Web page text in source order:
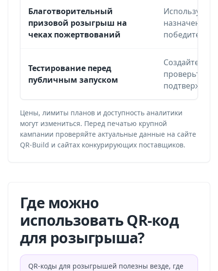
Благотворительный
призовой розыгрыш на
чеках пожертвований
Используйте
назначение
победителя.
Тестирование перед
публичным запуском
Создайте
проверьте
Цены, лимиты планов и доступность аналитики
могут измениться. Перед печатью крупной
кампании проверяйте актуальные данные на сайте
QR-Build и сайтах конкурирующих поставщиков.
Где можно
использовать QR-код
для розыгрыша?
QR-коды для розыгрышей полезны везде, где